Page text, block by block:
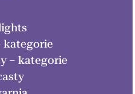
kategorie
– kategorie